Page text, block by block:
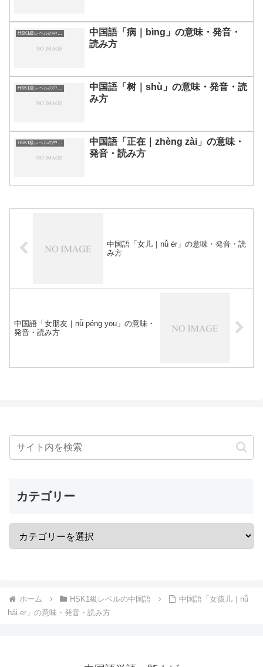
HSK1級レベルの中国語
中国語「病｜bìng」の意味・発音・
読み方
中国語「树｜shù」の意味・発音・読
み方
中国語「正在｜zhèng zài」の意味・
発音・読み方
中国語「女儿｜nǚ ér」の意味・発音・読
み方
中国語「女朋友｜nǚ péng you」の意味・
発音・読み方
カテゴリー
ホーム HSK1級レベルの中国語
中国語「女孩儿｜nǚ
hái er」の意味・発音・読み方